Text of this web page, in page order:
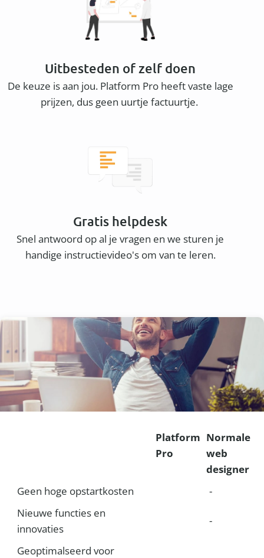
Uitbesteden of zelf doen
De keuze is aan jou. Platform Pro heeft vaste lage
prijzen, dus geen uurtje factuurtje.
Gratis helpdesk
Snel antwoord op al je vragen en we sturen je
handige instructievideo's om van te leren.
Platform
Pro
Normale
web
designer
Geen hoge opstartkosten
-
Nieuwe functies en
innovaties
-
Geoptimalseerd voor